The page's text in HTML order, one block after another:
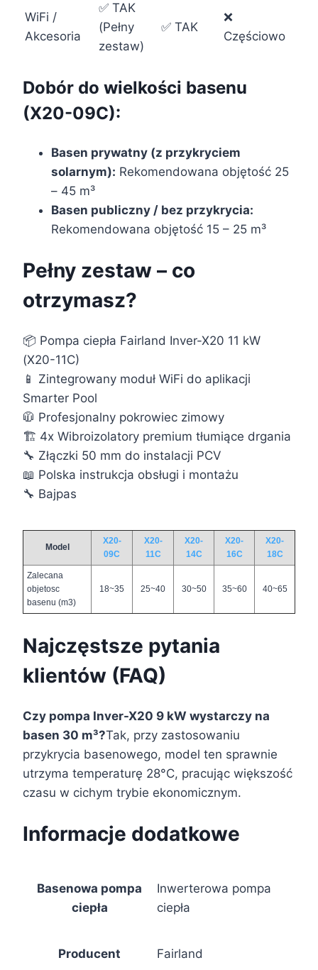
WiFi /
Akcesoria
✅ TAK
(Pełny
zestaw)
✅ TAK
❌
Częściowo
Dobór do wielkości basenu
(X20-09C):
Basen prywatny (z przykryciem
solarnym): Rekomendowana objętość 25
– 45 m³
Basen publiczny / bez przykrycia:
Rekomendowana objętość 15 – 25 m³
Pełny zestaw – co
otrzymasz?
📦 Pompa ciepła Fairland Inver-X20 11 kW
(X20-11C)
📱 Zintegrowany moduł WiFi do aplikacji
Smarter Pool
🧥 Profesjonalny pokrowiec zimowy
🏗️ 4x Wibroizolatory premium tłumiące drgania
🔧 Złączki 50 mm do instalacji PCV
📖 Polska instrukcja obsługi i montażu
🔧 Bajpas
Model
X20-
09C
X20-
11C
X20-
14C
X20-
16C
X20-
18C
Zalecana
objetosc
basenu (m3)
18~35 25~40 30~50 35~60 40~65
Najczęstsze pytania
klientów (FAQ)
Czy pompa Inver-X20 9 kW wystarczy na
basen 30 m³?Tak, przy zastosowaniu
przykrycia basenowego, model ten sprawnie
utrzyma temperaturę 28°C, pracując większość
czasu w cichym trybie ekonomicznym.
Informacje dodatkowe
Basenowa pompa
ciepła
Inwerterowa pompa
ciepła
Producent Fairland